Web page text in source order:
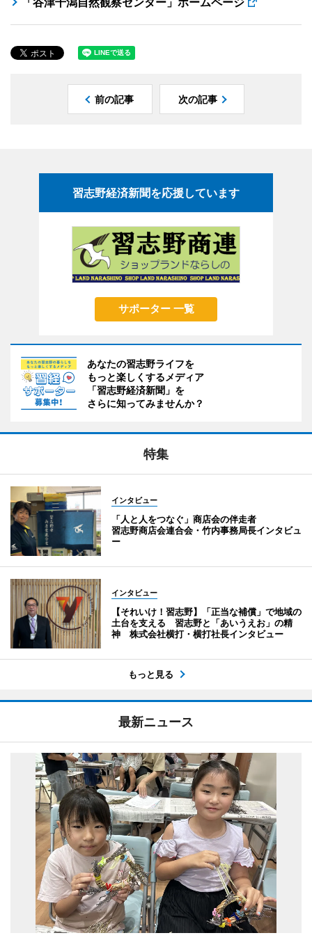
前の記事 次の記事
習志野経済新聞を応援しています
サポーター 一覧
あなたの習志野ライフを
もっと楽しくするメディア
「習志野経済新聞」を
さらに知ってみませんか？
特集
インタビュー
「人と人をつなぐ」商店会の伴走者
習志野商店会連合会・竹内事務局長インタビュ
ー
インタビュー
【それいけ！習志野】「正当な補償」で地域の
土台を支える 習志野と「あいうえお」の精
神 株式会社横打・横打社長インタビュー
もっと見る
最新ニュース